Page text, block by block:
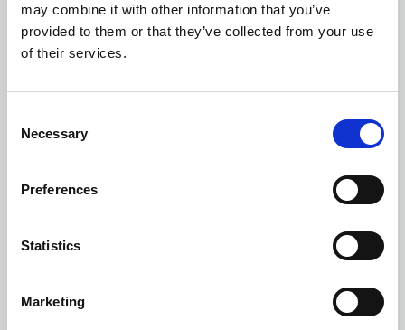
may combine it with other information that you’ve
provided to them or that they’ve collected from your use
of their services.
Selection
Necessary
Preferences
Statistics
Marketing